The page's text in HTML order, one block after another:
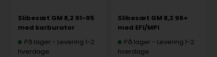
Slibesæt GM 8,2 91-95
med karburator
På lager - Levering 1-2
hverdage
Slibesæt GM 8,2 96+
med EFI/MPI
På lager - Levering 1-2
hverdage